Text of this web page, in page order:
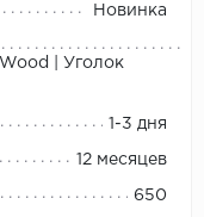
Новинка
| Уголок
1-3 дня
12 месяцев
650